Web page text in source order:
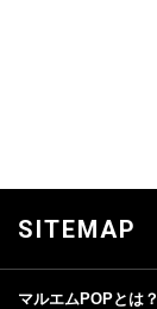
SITEMAP
マルエムPOPとは？